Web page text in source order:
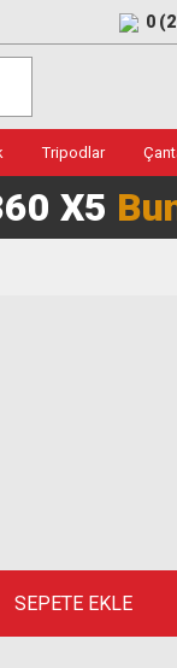
0
Tripodlar
X5
SEPETE EKLE